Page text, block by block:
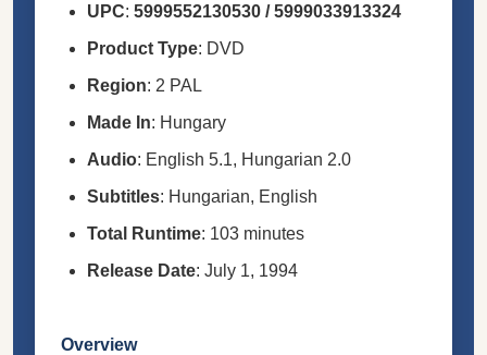
UPC: 5999552130530 / 5999033913324
Product Type: DVD
Region: 2 PAL
Made In: Hungary
Audio: English 5.1, Hungarian 2.0
Subtitles: Hungarian, English
Total Runtime: 103 minutes
Release Date: July 1, 1994
Overview